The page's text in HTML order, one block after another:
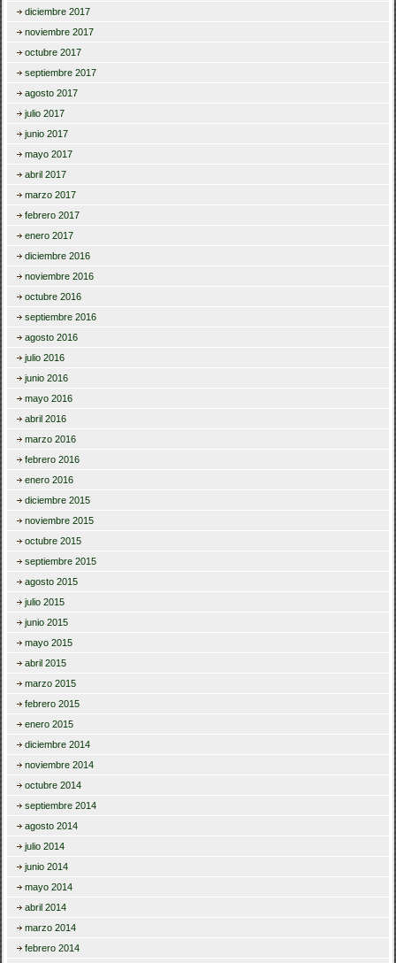
diciembre 2017
noviembre 2017
octubre 2017
septiembre 2017
agosto 2017
julio 2017
junio 2017
mayo 2017
abril 2017
marzo 2017
febrero 2017
enero 2017
diciembre 2016
noviembre 2016
octubre 2016
septiembre 2016
agosto 2016
julio 2016
junio 2016
mayo 2016
abril 2016
marzo 2016
febrero 2016
enero 2016
diciembre 2015
noviembre 2015
octubre 2015
septiembre 2015
agosto 2015
julio 2015
junio 2015
mayo 2015
abril 2015
marzo 2015
febrero 2015
enero 2015
diciembre 2014
noviembre 2014
octubre 2014
septiembre 2014
agosto 2014
julio 2014
junio 2014
mayo 2014
abril 2014
marzo 2014
febrero 2014